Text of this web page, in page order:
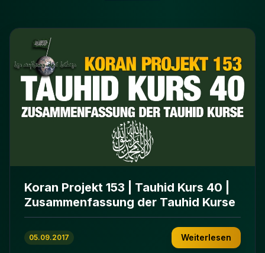
Koran Projekt 153 | Tauhid Kurs 40 |
Zusammenfassung der Tauhid Kurse
05.09.2017 Weiterlesen